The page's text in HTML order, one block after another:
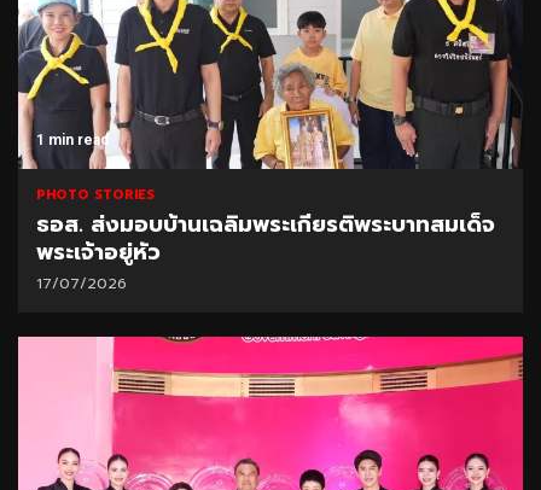
1 min read
PHOTO STORIES
ธอส. ส่งมอบบ้านเฉลิมพระเกียรติพระบาทสมเด็จ
พระเจ้าอยู่หัว
17/07/2026